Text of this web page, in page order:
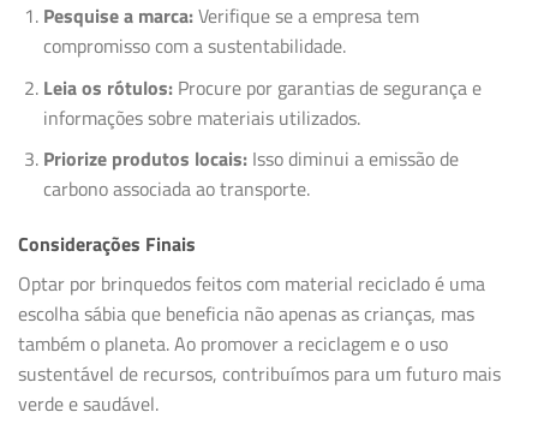
Pesquise a marca:Verifique se a empresa tem
compromisso com a sustentabilidade.
Leia os rótulos:Procure por garantias de segurança e
informações sobre materiais utilizados.
Priorize produtos locais:Isso diminui a emissão de
carbono associada ao transporte.
Considerações Finais
Optar por brinquedos feitos com material reciclado é uma
escolha sábia que beneficia não apenas as crianças, mas
também o planeta. Ao promover a reciclagem e o uso
sustentável de recursos, contribuímos para um futuro mais
verde e saudável.